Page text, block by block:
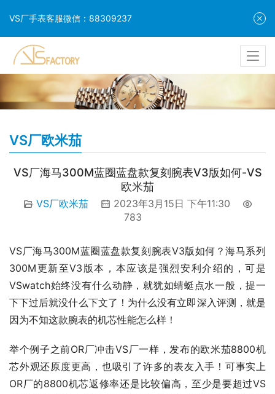
VS厂欧米茄
VS厂海马300M蓝圈蓝盘款复刻腕表V3版如何-VS
欧米茄
VS厂欧米茄
2023年3月15日 下午11:30
783
VS厂海马300M蓝圈蓝盘款复刻腕表V3版如何？海马系列
300M更新至V3版本，本应该是强烈安利介绍的，可是
VSwatch始终没有什么动静，就犹如蜻蜓点水一般，提一
下下过后就没什么下文了！为什么没有立即深入评测，就是
因为不知这款腕表的机芯性能怎么样！
举个例子之前OR厂冲击VS厂一样，发布的欧米茄8800机
芯外观还原度更高，也吸引了许多的表友入手！可事实上
OR厂的8800机芯返修率还是比较偏高，至少是要超过VS
VS厂手表客服微信：88309237